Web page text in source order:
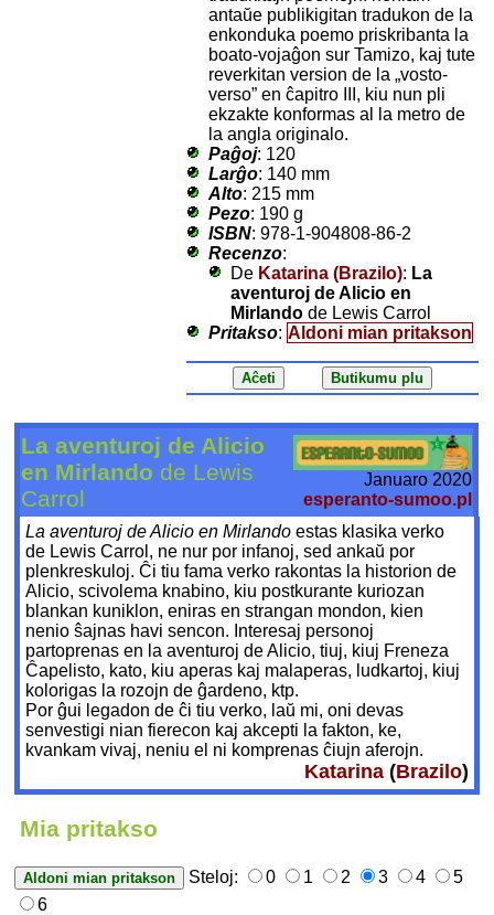
antaŭe publikigitan tradukon de la
enkonduka poemo priskribanta la
boato-vojaĝon sur Tamizo, kaj tute
reverkitan version de la „vosto-
verso” en ĉapitro III, kiu nun pli
ekzakte konformas al la metro de
la angla originalo.
Paĝoj: 120
Larĝo: 140 mm
Alto: 215 mm
Pezo: 190 g
ISBN: 978-1-904808-86-2
Recenzo:
De Katarina (Brazilo): La
aventuroj de Alicio en
Mirlandode Lewis Carrol
Pritakso: Aldoni mian pritakson
La aventuroj de Alicio
en Mirlando de Lewis
Carrol
Januaro 2020
esperanto-sumoo.pl
La aventuroj de Alicio en Mirlando estas klasika verko
de Lewis Carrol, ne nur por infanoj, sed ankaŭ por
plenkreskuloj. Ĉi tiu fama verko rakontas la historion de
Alicio, scivolema knabino, kiu postkurante kuriozan
blankan kuniklon, eniras en strangan mondon, kien
nenio ŝajnas havi sencon. Interesaj personoj
partoprenas en la aventuroj de Alicio, tiuj, kiuj Freneza
Ĉapelisto, kato, kiu aperas kaj malaperas, ludkartoj, kiuj
kolorigas la rozojn de ĝardeno, ktp.
Por ĝui legadon de ĉi tiu verko, laŭ mi, oni devas
senvestigi nian fierecon kaj akcepti la fakton, ke,
kvankam vivaj, neniu el ni komprenas ĉiujn aferojn.
Katarina(Brazilo)
Mia pritakso
Steloj: 0 1 2 3 4
5
6